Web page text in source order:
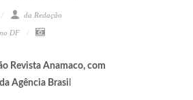
da Redação
DF
Revista Anamaco, com
Agência Brasi